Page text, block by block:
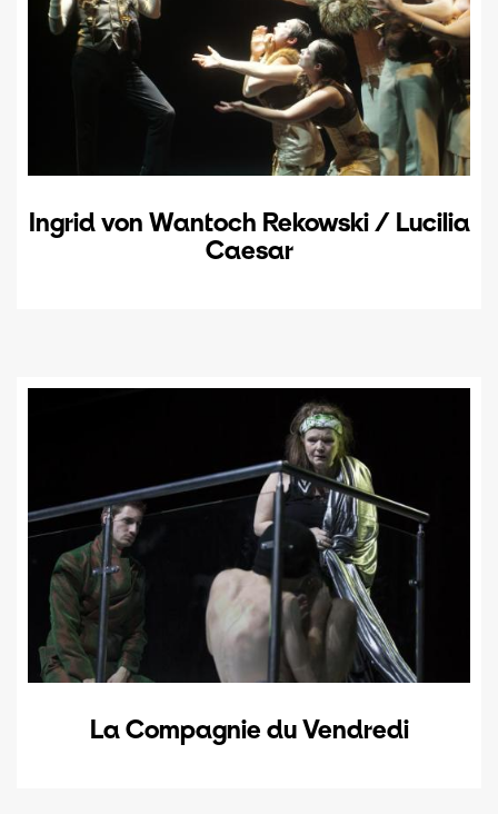
Ingrid von Wantoch Rekowski / Lucilia
Caesar
La Compagnie du Vendredi